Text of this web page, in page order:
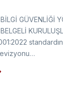
Bilgi
GÜVENLİĞİ